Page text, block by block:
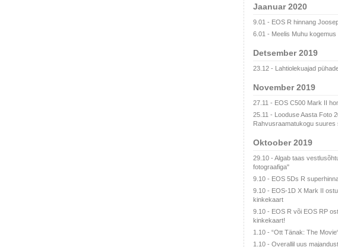
Jaanuar 2020
9.01 - EOS R hinnang
6.01 - Meelis Muhu
Detsember 2019
23.12 - Lahtiolekuajad
November 2019
27.11 - EOS C500 Mark II
25.11 - Looduse Aasta Foto
Rahvusraamatukogu suures
Oktoober 2019
29.10 - Algab taas
fotograafiga"
9.10 - EOS 5Ds R
9.10 - EOS-1D X Mark II
kinkekaart
9.10 - EOS R või EOS RP
kinkekaart!
1.10 - “Ott Tänak: The
1.10 - Overallil uus